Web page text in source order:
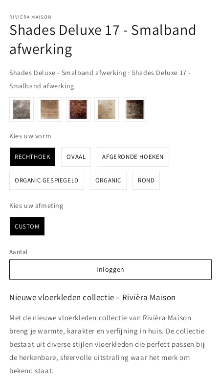
RIVIERA MAISON
Shades Deluxe 17 - Smalband
afwerking
Shades Deluxe - Smalband afwerking : Shades Deluxe 17 -
Smalband afwerkingShades Deluxe - Smalband afwerking
Kies uw vorm
RECHTHOEK OVAAL AFGERONDE HOEKEN
ORGANIC GESPIEGELD ORGANIC ROND
Kies uw afmetingKies uw afmeting
CUSTOM
Aantal
Inloggen
Inloggen
Nieuwe vloerkleden collectie – Rivièra Maison
Met de nieuwe vloerkleden collectie van Rivièra Maison
breng je warmte, karakter en verfijning in huis. De collectie
bestaat uit diverse stijlen vloerkleden die perfect passen bij
de herkenbare, sfeervolle uitstraling waar het merk om
bekend staat.